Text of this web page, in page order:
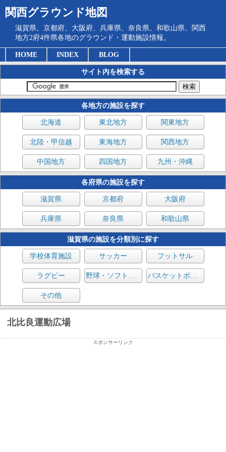
関西グラウンド地図
滋賀県、京都府、大阪府、兵庫県、奈良県、和歌山県、関西
地方2府4件県各地のグラウンド・運動施設情報。
HOME INDEX BLOG
サイト内を検索する
各地方の施設を探す
北海道 東北地方 関東地方
北陸・甲信越 東海地方 関西地方
中国地方 四国地方 九州・沖縄
各府県の施設を探す
滋賀県 京都府 大阪府
兵庫県 奈良県 和歌山県
滋賀県の施設を分類別に探す
学校体育施設 サッカー フットサル
ラグビー 野球・ソフトボール バスケットボール
その他
北比良運動広場
スポンサーリンク